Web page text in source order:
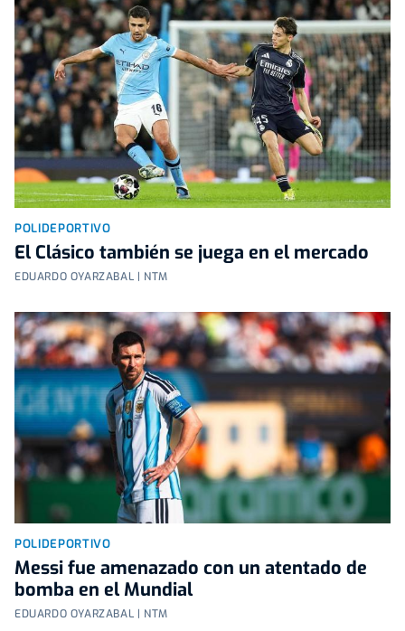
POLIDEPORTIVO
El Clásico también se juega en el mercado
EDUARDO OYARZABAL | NTM
POLIDEPORTIVO
Messi fue amenazado con un atentado de
bomba en el Mundial
EDUARDO OYARZABAL | NTM